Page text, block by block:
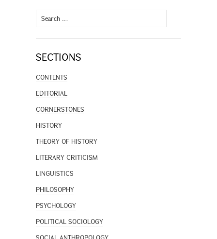
Search
for:
SECTIONS
CONTENTS
EDITORIAL
CORNERSTONES
HISTORY
THEORY OF HISTORY
LITERARY CRITICISM
LINGUISTICS
PHILOSOPHY
PSYCHOLOGY
POLITICAL SOCIOLOGY